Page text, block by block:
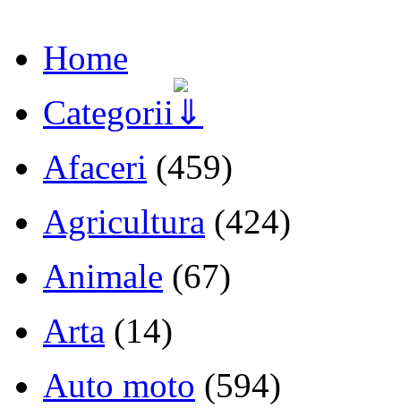
Home
Categorii
Afaceri (459)
Agricultura (424)
Animale (67)
Arta (14)
Auto moto (594)